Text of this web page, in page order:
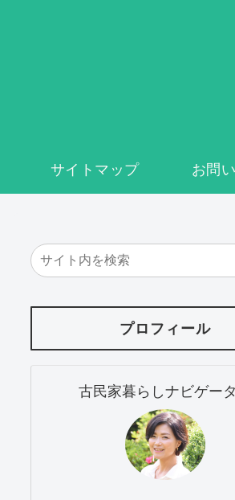
サイトマップ お問
プロフィール
古民家暮らしナビゲー